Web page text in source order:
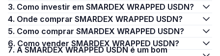
3. Como investir em SMARDEX WRAPPED USDN?
4. Onde comprar SMARDEX WRAPPED USDN?
5. Como comprar SMARDEX WRAPPED USDN?
6. Como vender SMARDEX WRAPPED USDN?
7. A SMARDEX WRAPPED USDN é um bom